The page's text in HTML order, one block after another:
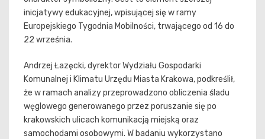
inicjatywy edukacyjnej, wpisującej się w ramy
Europejskiego Tygodnia Mobilności, trwającego od 16 do
22 września.
Andrzej Łazęcki, dyrektor Wydziału Gospodarki
Komunalnej i Klimatu Urzędu Miasta Krakowa, podkreślił,
że w ramach analizy przeprowadzono obliczenia śladu
węglowego generowanego przez poruszanie się po
krakowskich ulicach komunikacją miejską oraz
samochodami osobowymi. W badaniu wykorzystano